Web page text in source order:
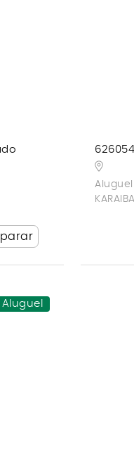
KARAIBA
Aluguel